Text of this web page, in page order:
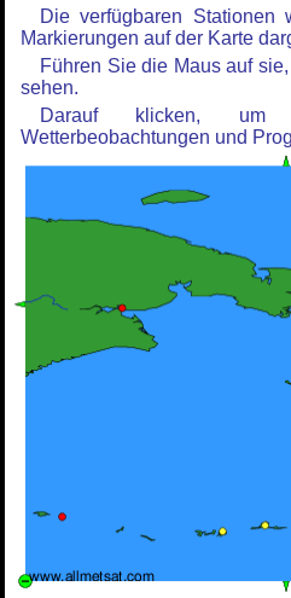
Die verfügbaren
Markierungen auf der Karte
Führen Sie die Maus auf
sehen.
Darauf klicken, um
Wetterbeobachtungen und